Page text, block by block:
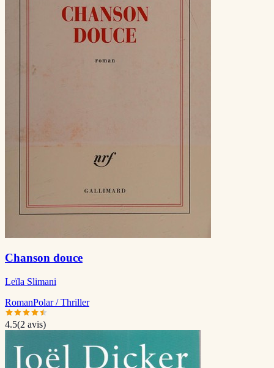
Chanson douce
Leïla Slimani
RomanPolar / Thriller
4.5(2 avis)